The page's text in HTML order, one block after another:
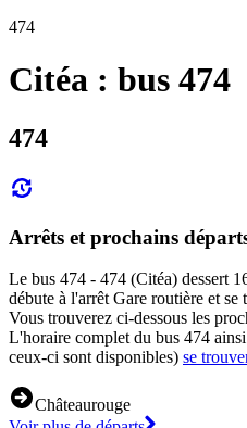
474
Citéa : bus 474
474
Arrêts et prochains
Le bus 474 - 474 (Citéa) dessert
débute à l'arrêt Gare routière et se
Vous trouverez ci-dessous les
L'horaire complet du bus 474
ceux-ci sont disponibles) se
Châteaurouge